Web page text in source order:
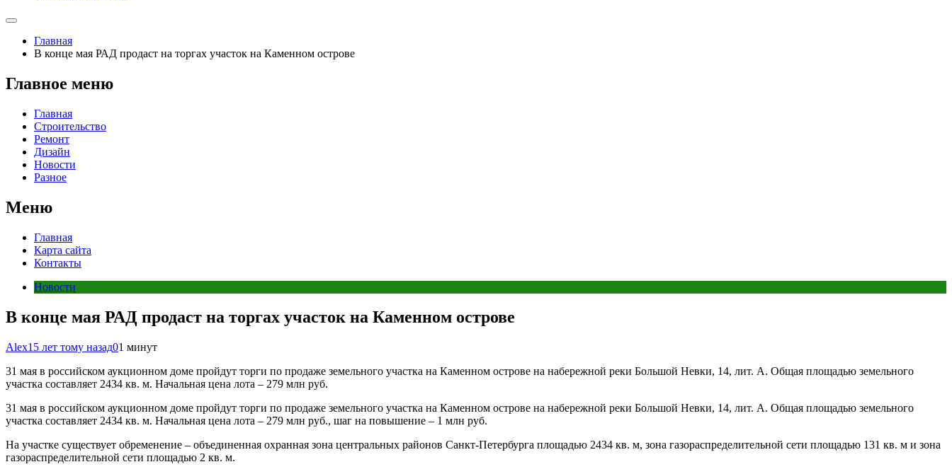
Главная
В конце мая РАД продаст на торгах участок на Каменном острове
Главное меню
Главная
Строительство
Ремонт
Дизайн
Новости
Разное
Меню
Главная
Карта сайта
Контакты
Новости
В конце мая РАД продаст на торгах участок на Каменном острове
Alex15 лет тому назад01 минут
31 мая в российском аукционном доме пройдут торги по продаже земельного участка на Каменном острове на набережной реки Большой Невки, 14, лит. А. Общая площадью земельного
участка составляет 2434 кв. м. Начальная цена лота – 279 млн руб.
31 мая в российском аукционном доме пройдут торги по продаже земельного участка на Каменном острове на набережной реки Большой Невки, 14, лит. А. Общая площадью земельного
участка составляет 2434 кв. м. Начальная цена лота – 279 млн руб., шаг на повышение – 1 млн руб.
На участке существует обременение – объединенная охранная зона центральных районов Санкт-Петербурга площадью 2434 кв. м, зона газораспределительной сети площадью 131 кв. м и зона
газораспределительной сети площадью 2 кв. м.